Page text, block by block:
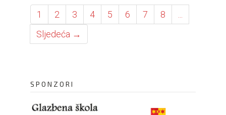
1 2 3 4 5 6 7 8
Sljedeća →
SPONZORI